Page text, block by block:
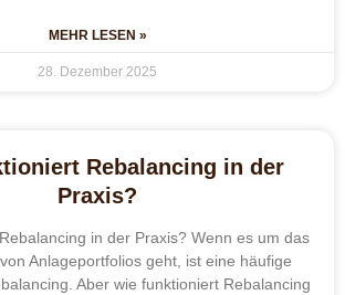
MEHR LESEN »
28. Dezember 2025
Rebalancing in der
Praxis?
in der Praxis? Wenn es um das
Anlageportfolios geht, ist eine häufige
Aber wie funktioniert Rebalancing